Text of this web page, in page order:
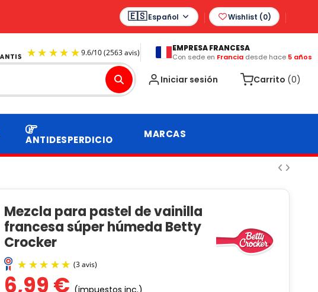
Español Wishlist (0)
9.6/10 (2563 avis)
EMPRESA FRANCESA
Con sede en Franciadesde hace 5 años
Iniciar sesión Carrito (0)
ANTIDESPERDICIO MARCAS
Mezcla para pastel de vainilla
francesa súper húmeda Betty
Crocker
6,99 € (impuestos inc.)